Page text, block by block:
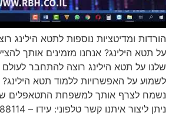
הורדות ומדיטציות נוספות לתטא הילינג
על תטא הילינג? אנחנו מזמינים אותך
שלנו על תטא הילינג רוצה להתחבר לעולם
לשמוע על האפשרויות ללמוד תטא
נשמח לצרף אותך למשפחת התטאפלים
ניתן ליצור איתנו קשר טלפוני: עידו – 050-4488114 רווית – […]